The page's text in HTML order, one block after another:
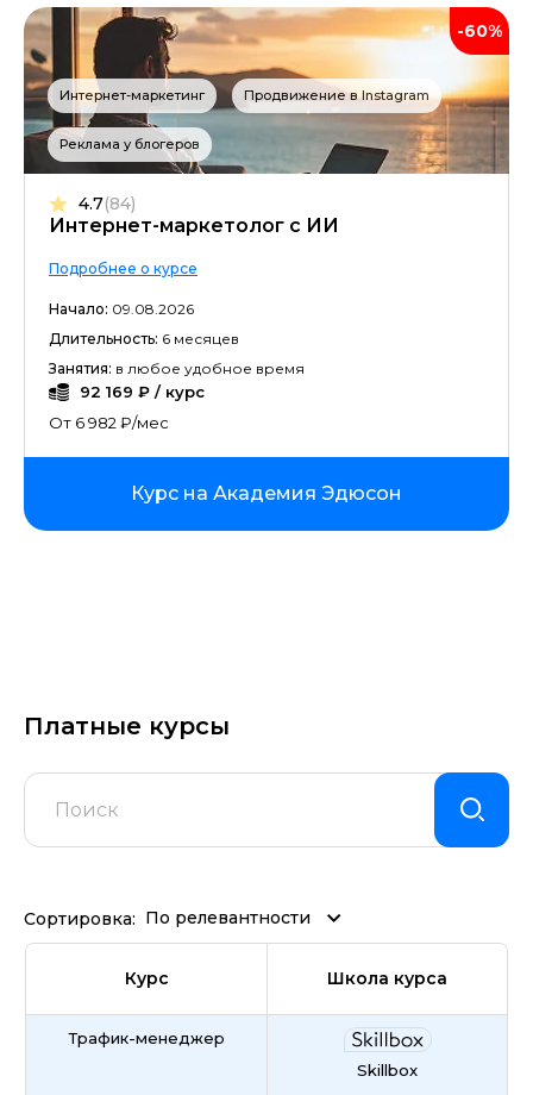
-60%
Интернет-маркетинг Продвижение в Instagram
Реклама у блогеров
Интернет-маркетолог с ИИ
4.7(84)
Подробнее о курсе
Начало: 09.08.2026
Длительность: 6 месяцев
Занятия: в любое удобное время
92 169 ₽ / курс
От 6 982 ₽/мес
Курс на Академия Эдюсон
Платные курсы
Сортировка: По релевантности
Курс Школа курса
Трафик-менеджер
Skillbox